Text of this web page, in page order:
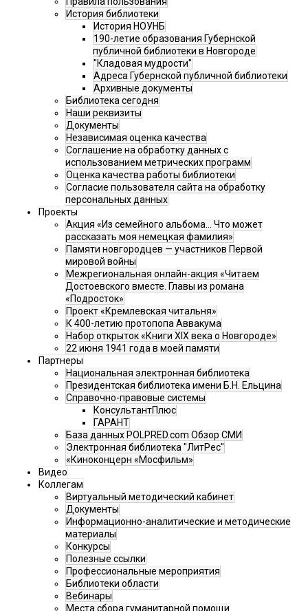
История библиотеки
История НОУНБ
190-летие образования Губернской
публичной библиотеки в Новгороде
"Кладовая мудрости"
Адреса Губернской публичной библиотеки
Архивные документы
Библиотека сегодня
Наши реквизиты
Документы
Независимая оценка качества
Соглашение на обработку данных с
использованием метрических программ
Оценка качества работы библиотеки
Согласие пользователя сайта на обработку
персональных данных
Проекты
Акция «Из семейного альбома... Что может
рассказать моя немецкая фамилия»
Памяти новгородцев — участников Первой
мировой войны
Межрегиональная онлайн-акция «Читаем
Достоевского вместе. Главы из романа
«Подросток»
Проект «Кремлевская читальня»
К 400-летию протопопа Аввакума
Набор открыток «Книги XIX века о Новгороде»
22 июня 1941 года в моей памяти
Партнеры
Национальная электронная библиотека
Президентская библиотека имени Б.Н. Ельцина
Справочно-правовые системы
КонсультантПлюс
ГАРАНТ
База данных POLPRED.com Обзор СМИ
Электронная библиотека "ЛитРес"
«Киноконцерн «Мосфильм»
Видео
Коллегам
Виртуальный методический кабинет
Документы
Информационно-аналитические и методические
материалы
Конкурсы
Полезные ссылки
Профессиональные мероприятия
Библиотеки области
Вебинары
Места сбора гуманитарной помощи